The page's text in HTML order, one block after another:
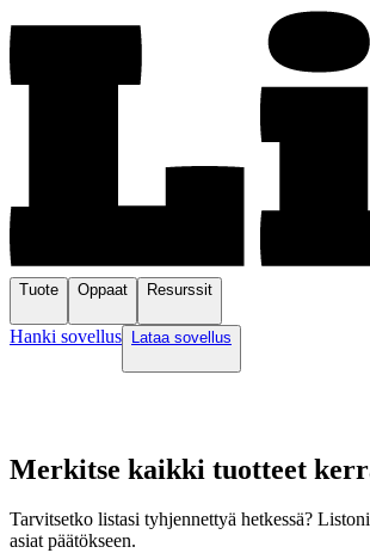
Tuote Oppaat Resurssit
Hanki sovellus Lataa sovellus
Merkitse kaikki tuotteet
Tarvitsetko listasi tyhjennettyä hetkessä?
asiat päätökseen.